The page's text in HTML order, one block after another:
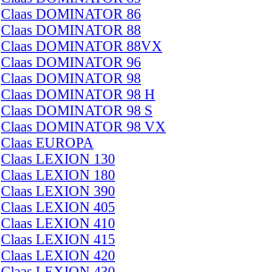
Claas DOMINATOR 86
Claas DOMINATOR 88
Claas DOMINATOR 88VX
Claas DOMINATOR 96
Claas DOMINATOR 98
Claas DOMINATOR 98 H
Claas DOMINATOR 98 S
Claas DOMINATOR 98 VX
Claas EUROPA
Claas LEXION 130
Claas LEXION 180
Claas LEXION 390
Claas LEXION 405
Claas LEXION 410
Claas LEXION 415
Claas LEXION 420